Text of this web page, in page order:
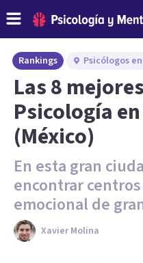
Rankings Psicólogos
Las 8
Psicología
(México)
En esta gran
encontrar
emocional de
Xavier Molina